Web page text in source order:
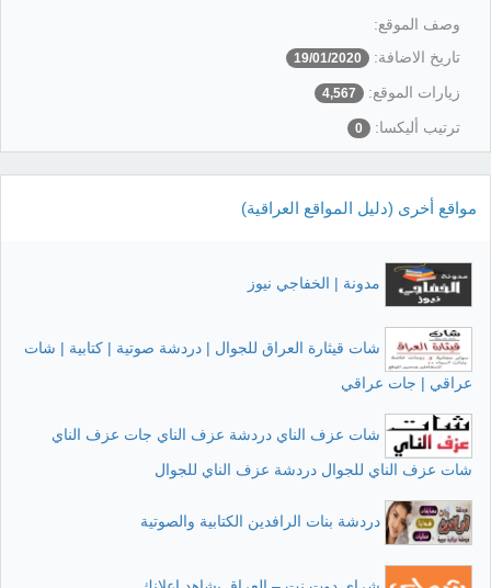
وصف الموقع:
تاريخ الاضافة:
19/01/2020
زيارات الموقع: 4,567
ترتيب أليكسا: 0
مواقع أخرى (دليل المواقع العراقية)
مدونة | الخفاجي نيوز
شات قيثارة العراق للجوال | دردشة صوتية | كتابية | شات
عراقي | جات عراقي
شات عزف الناي دردشة عزف الناي جات عزف الناي
شات عزف الناي للجوال دردشة عزف الناي للجوال
دردشة بنات الرافدين الكتابية والصوتية